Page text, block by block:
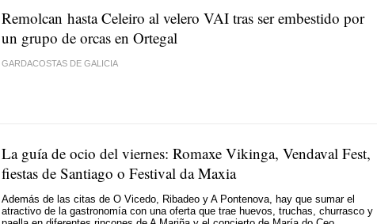
Remolcan hasta Celeiro al velero VAI tras ser embestido por
un grupo de orcas en Ortegal
GARDACOSTAS DE GALICIA
La guía de ocio del viernes: Romaxe Vikinga, Vendaval Fest,
fiestas de Santiago o Festival da Maxia
Además de las citas de O Vicedo, Ribadeo y A Pontenova, hay que sumar el
atractivo de la gastronomía con una oferta que trae huevos, truchas, churrasco y